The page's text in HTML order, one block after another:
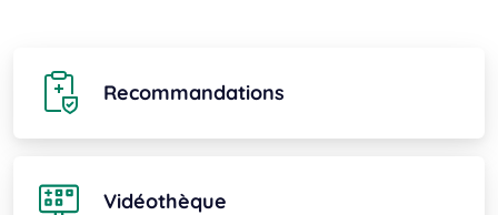
Recommandations
Vidéothèque